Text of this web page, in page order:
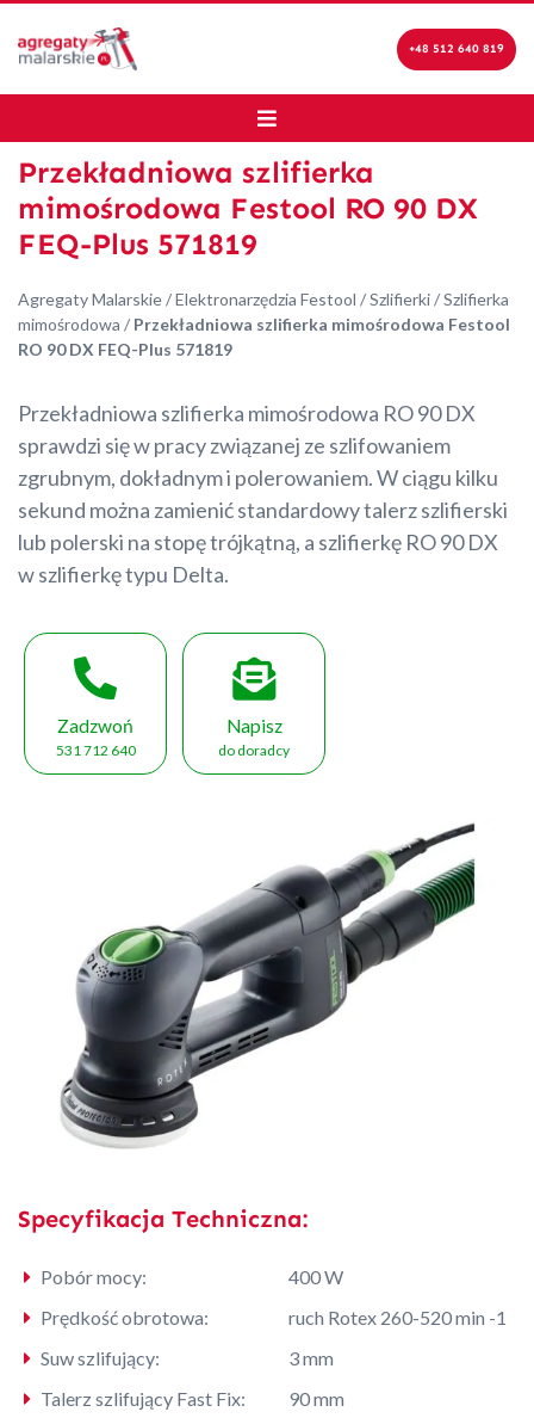
+48 512 640 819
Przekładniowa szlifierka
mimośrodowa Festool RO 90 DX
FEQ-Plus 571819
Agregaty Malarskie/Elektronarzędzia Festool /Szlifierki/Szlifierka
mimośrodowa / Przekładniowa szlifierka mimośrodowa Festool
RO 90 DX FEQ-Plus 571819
Przekładniowa szlifierka mimośrodowa RO 90 DX
sprawdzi się w pracy związanej ze szlifowaniem
zgrubnym, dokładnym i polerowaniem. W ciągu kilku
sekund można zamienić standardowy talerz szlifierski
lub polerski na stopę trójkątną, a szlifierkę RO 90 DX
w szlifierkę typu Delta.
Zadzwoń
531 712 640
Napisz
do doradcy
Specyfikacja Techniczna:
Pobór mocy:
400 W
Prędkość obrotowa:
ruch Rotex 260-520 min -1
Suw szlifujący:
3 mm
Talerz szlifujący Fast Fix:
90 mm